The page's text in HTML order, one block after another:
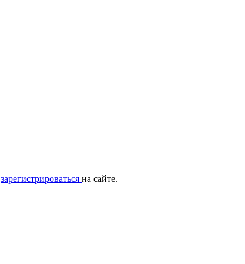
зарегистрироваться на сайте.